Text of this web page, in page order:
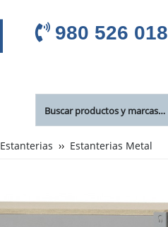
980 526 018
Estanterias Estanterias Metal